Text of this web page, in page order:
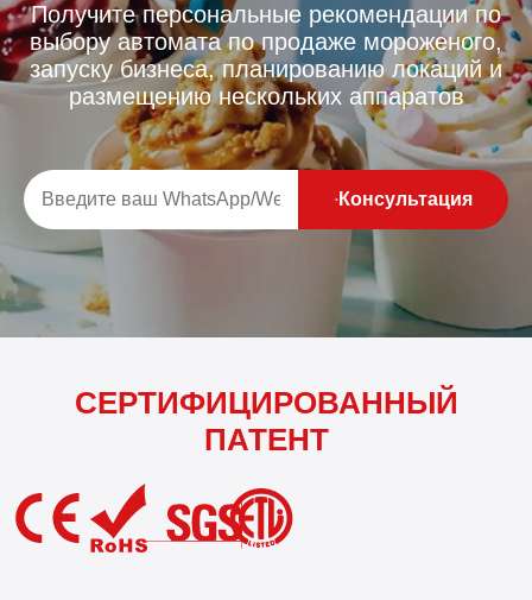
Получите персональные рекомендации по
выбору автомата по продаже мороженого,
запуску бизнеса, планированию локаций и
размещению нескольких аппаратов
Консультация
СЕРТИФИЦИРОВАННЫЙ
ПАТЕНТ